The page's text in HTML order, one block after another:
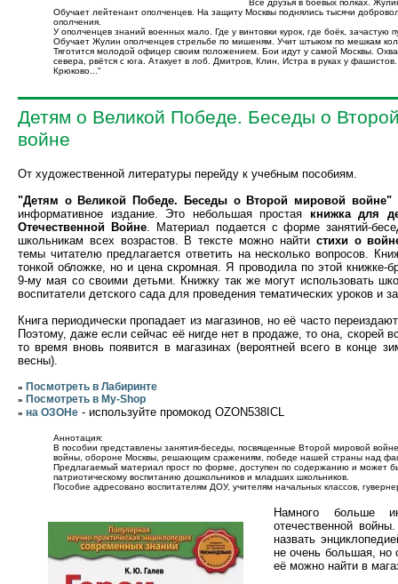
Все друзья в боевых полках.
Обучает лейтенант ополченцев. На защиту Москвы поднялись тысячи
ополчения.
У ополченцев знаний военных мало. Где у винтовки курок, где боёк, зачастую
Обучает Жулин ополченцев стрельбе по мишеням. Учит штыком по мешкам
Тяготится молодой офицер своим положением. Бои идут у самой Москвы.
севера, рвётся с юга. Атакует в лоб. Дмитров, Клин, Истра в руках у
Крюково..."
Детям о Великой Победе. Беседы о
войне
От художественной литературы перейду к учебным пособиям.
"Детям о Великой Победе. Беседы о Второй мировой войне"-
информативное издание. Это небольшая простая книжка для
Отечественной Войне. Материал подается с форме занятий-
школьникам всех возрастов. В тексте можно найти стихи о
темы читателю предлагается ответить на несколько вопросов.
тонкой обложке, но и цена скромная. Я проводила по этой книжке-
9-му мая со своими детьми. Книжку так же могут использовать
воспитатели детского сада для проведения тематических уроков и
Книга периодически пропадает из магазинов, но её часто
Поэтому, даже если сейчас её нигде нет в продаже, то она, скорей
то время вновь появится в магазинах (вероятней всего в конце
весны).
» Посмотреть в Лабиринте
» Посмотреть в My-Shop
» на ОЗОНе - используйте промокод OZON538ICL
Аннотация:
В пособии представлены занятия-беседы, посвященные Второй мировой
войны, обороне Москвы, решающим сражениям, победе нашей страны над
Предлагаемый материал прост по форме, доступен по содержанию и может
патриотическому воспитанию дошкольников и младших школьников.
Пособие адресовано воспитателям ДОУ, учителям начальных классов,
Намного больше
отечественной
назвать
не очень большая, но
её можно найти в